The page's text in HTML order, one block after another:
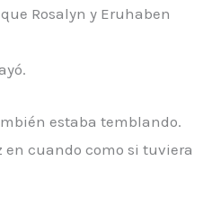
Rosalyn y Eruhaben
estaba temblando.
en cuando como si tuviera